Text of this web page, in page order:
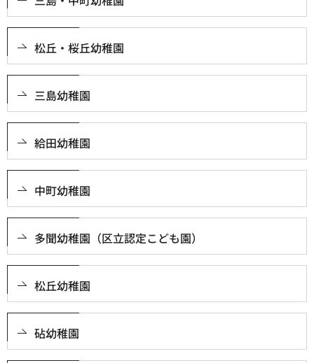
松丘・桜丘幼稚園
三島幼稚園
給田幼稚園
中町幼稚園
多聞幼稚園（区立認定こども園）
松丘幼稚園
砧幼稚園